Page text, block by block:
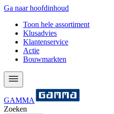
Ga naar hoofdinhoud
Toon hele assortiment
Klusadvies
Klantenservice
Actie
Bouwmarkten
GAMMA
Zoeken